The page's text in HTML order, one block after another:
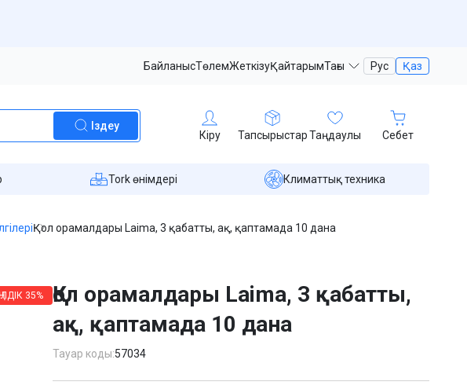
БайланысТөлемЖеткізуҚайтарымТағы Рус Қаз
Іздеу
Кіру ТапсырыстарТаңдаулы Себет
Tork өнімдері Климаттық техника
Қол орамалдары Laima, 3 қабатты, ақ, қаптамада 10 дана
35%
Қол орамалдары Laima, 3 қабатты,
ақ, қаптамада 10 дана
Тауар коды:57034